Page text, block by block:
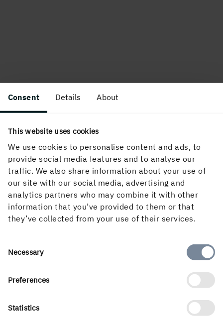
Consent Details About
This website uses cookies
We use cookies to personalise content and ads, to
provide social media features and to analyse our
traffic. We also share information about your use of
our site with our social media, advertising and
analytics partners who may combine it with other
information that you’ve provided to them or that
they’ve collected from your use of their services.
Consent
Necessary
Preferences
Statistics